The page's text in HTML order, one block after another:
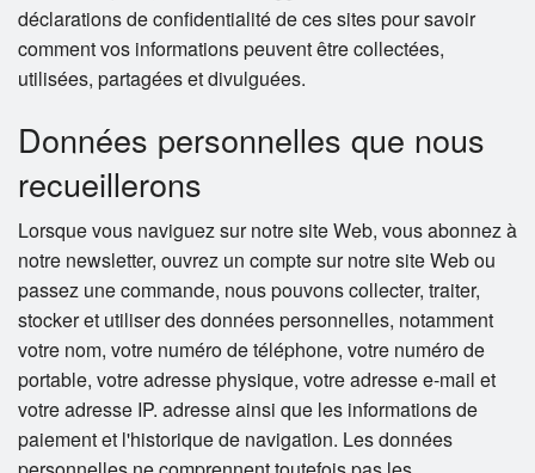
déclarations de confidentialité de ces sites pour savoir
comment vos informations peuvent être collectées,
utilisées, partagées et divulguées.
Données personnelles que nous
recueillerons
Lorsque vous naviguez sur notre site Web, vous abonnez à
notre newsletter, ouvrez un compte sur notre site Web ou
passez une commande, nous pouvons collecter, traiter,
stocker et utiliser des données personnelles, notamment
votre nom, votre numéro de téléphone, votre numéro de
portable, votre adresse physique, votre adresse e-mail et
votre adresse IP. adresse ainsi que les informations de
paiement et l'historique de navigation. Les données